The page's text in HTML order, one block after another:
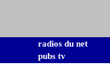
radios du net
pubs tv